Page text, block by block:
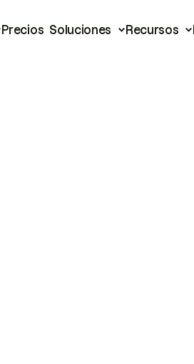
Precios Soluciones Recursos